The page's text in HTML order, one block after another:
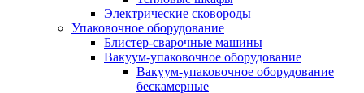
Электрические сковороды
Упаковочное оборудование
Блистер-сварочные машины
Вакуум-упаковочное оборудование
Вакуум-упаковочное оборудование
беcкамерные